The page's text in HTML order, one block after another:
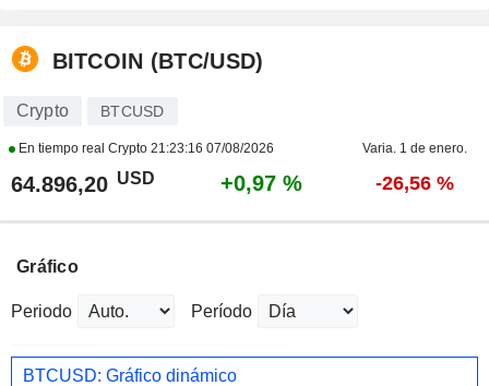
BITCOIN (BTC/USD)
Crypto BTCUSD
En tiempo real Crypto 21:23:16 07/08/2026 Varia. 1 de enero.
64.896,20 USD +0,97 % -26,56 %
Gráfico
Periodo Período
BTCUSD: Gráfico dinámico